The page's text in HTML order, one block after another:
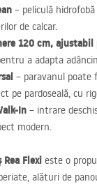
– peliculă
de calcar.
120 cm,
a adapta
– paravanul poate
pe pardoseală, cu
In – intrare
modern.
Flexi este o
alături de